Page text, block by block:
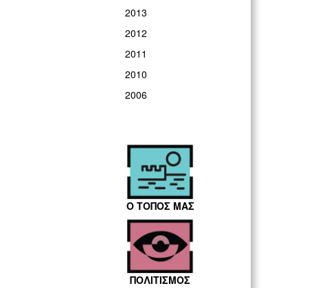
2013
2012
2011
2010
2006
Ο ΤΟΠΟΣ ΜΑΣ
ΠΟΛΙΤΙΣΜΟΣ